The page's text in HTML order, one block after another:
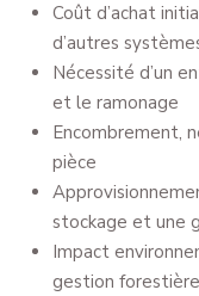
Coût d’achat
d’autres
Nécessité d’un
et le ramonage
Encombrement,
pièce
stockage et une
Impact
gestion